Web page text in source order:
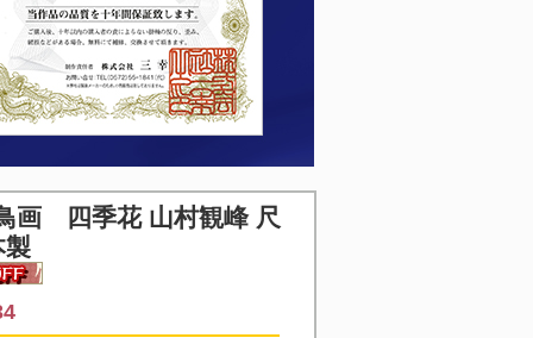
画 四季花 山村観峰 尺
製